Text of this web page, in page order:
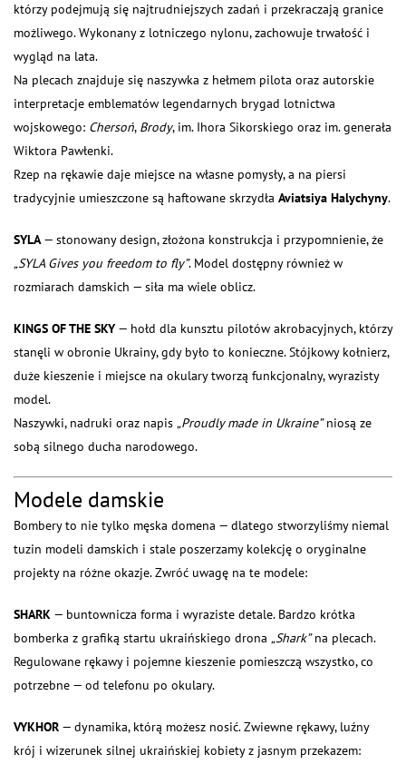
którzy podejmują się najtrudniejszych zadań i przekraczają granice
możliwego. Wykonany z lotniczego nylonu, zachowuje trwałość i
wygląd na lata.
Na plecach znajduje się naszywka z hełmem pilota oraz autorskie
interpretacje emblematów legendarnych brygad lotnictwa
wojskowego: Chersoń, Brody, im. Ihora Sikorskiego oraz im. generała
Wiktora Pawłenki.
Rzep na rękawie daje miejsce na własne pomysły, a na piersi
tradycyjnie umieszczone są haftowane skrzydła Aviatsiya Halychyny.
SYLA— stonowany design, złożona konstrukcja i przypomnienie, że
„SYLA Gives you freedom to fly”. Model dostępny również w
rozmiarach damskich — siła ma wiele oblicz.
KINGS OF THE SKY— hołd dla kunsztu pilotów akrobacyjnych, którzy
stanęli w obronie Ukrainy, gdy było to konieczne. Stójkowy kołnierz,
duże kieszenie i miejsce na okulary tworzą funkcjonalny, wyrazisty
model.
Naszywki, nadruki oraz napis „Proudly made in Ukraine”niosą ze
sobą silnego ducha narodowego.
Modele damskie
Bombery to nie tylko męska domena — dlatego stworzyliśmy niemal
tuzin modeli damskich i stale poszerzamy kolekcję o oryginalne
projekty na różne okazje. Zwróć uwagę na te modele:
SHARK — buntownicza forma i wyraziste detale. Bardzo krótka
bomberka z grafiką startu ukraińskiego drona „Shark”na plecach.
Regulowane rękawy i pojemne kieszenie pomieszczą wszystko, co
potrzebne — od telefonu po okulary.
VYKHOR — dynamika, którą możesz nosić. Zwiewne rękawy, luźny
krój i wizerunek silnej ukraińskiej kobiety z jasnym przekazem: